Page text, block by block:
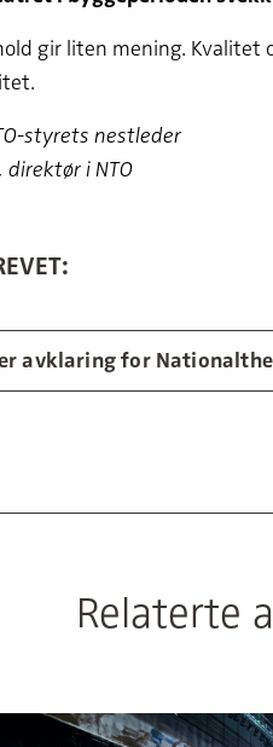
gir liten mening.
styrets nestleder
i NTO
avklaring for
Relaterte